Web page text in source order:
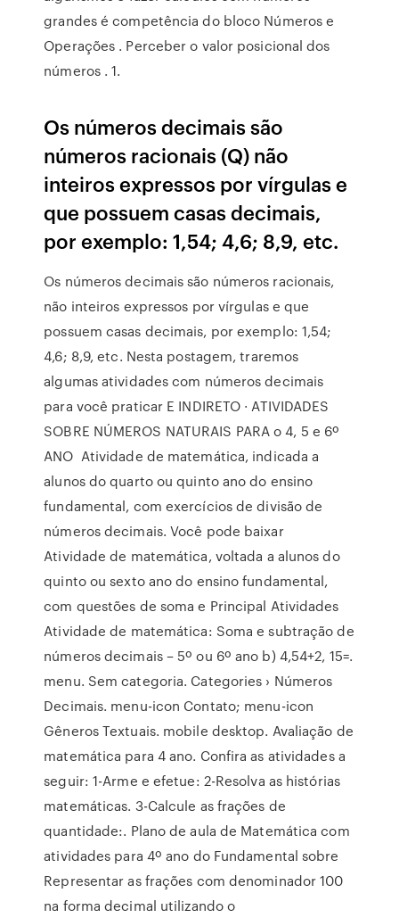
grandes é competência do bloco Números e
Operações . Perceber o valor posicional dos
números . 1.
Os números decimais são
números racionais (Q) não
inteiros expressos por vírgulas e
que possuem casas decimais,
por exemplo: 1,54; 4,6; 8,9, etc.
Os números decimais são números racionais,
não inteiros expressos por vírgulas e que
possuem casas decimais, por exemplo: 1,54;
4,6; 8,9, etc. Nesta postagem, traremos
algumas atividades com números decimais
para você praticar E INDIRETO · ATIVIDADES
SOBRE NÚMEROS NATURAIS PARA o 4, 5 e 6º
ANO Atividade de matemática, indicada a
alunos do quarto ou quinto ano do ensino
fundamental, com exercícios de divisão de
números decimais. Você pode baixar
Atividade de matemática, voltada a alunos do
quinto ou sexto ano do ensino fundamental,
com questões de soma e Principal Atividades
Atividade de matemática: Soma e subtração de
números decimais – 5º ou 6º ano b) 4,54+2, 15=.
menu. Sem categoria. Categories › Números
Decimais. menu-icon Contato; menu-icon
Gêneros Textuais. mobile desktop. Avaliação de
matemática para 4 ano. Confira as atividades a
seguir: 1-Arme e efetue: 2-Resolva as histórias
matemáticas. 3-Calcule as frações de
quantidade:. Plano de aula de Matemática com
atividades para 4º ano do Fundamental sobre
Representar as frações com denominador 100
na forma decimal utilizando o